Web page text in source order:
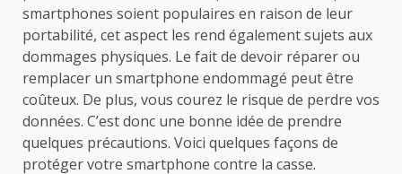
smartphones soient populaires en raison de leur
portabilité, cet aspect les rend également sujets aux
dommages physiques. Le fait de devoir réparer ou
remplacer un smartphone endommagé peut être
coûteux. De plus, vous courez le risque de perdre vos
données. C’est donc une bonne idée de prendre
quelques précautions. Voici quelques façons de
protéger votre smartphone contre la casse.